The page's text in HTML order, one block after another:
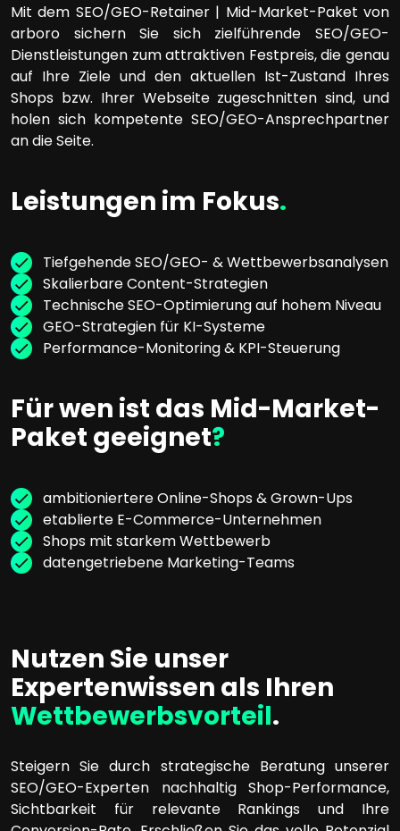
Mit dem SEO/GEO-Retainer | Mid-Market-Paket von
arboro sichern Sie sich zielführende SEO/GEO-
Dienstleistungen zum attraktiven Festpreis, die genau
auf Ihre Ziele und den aktuellen Ist-Zustand Ihres
Shops bzw. Ihrer Webseite zugeschnitten sind, und
holen sich kompetente SEO/GEO-Ansprechpartner
an die Seite.
Leistungen im Fokus.
Tiefgehende SEO/GEO- & Wettbewerbsanalysen
Skalierbare Content-Strategien
Technische SEO-Optimierung auf hohem Niveau
GEO-Strategien für KI-Systeme
Performance-Monitoring & KPI-Steuerung
Für wen ist das Mid-Market-
Paket geeignet?
ambitioniertere Online-Shops & Grown-Ups
etablierte E-Commerce-Unternehmen
Shops mit starkem Wettbewerb
datengetriebene Marketing-Teams
Nutzen Sie unser
Expertenwissen als Ihren
Wettbewerbsvorteil.
Steigern Sie durch strategische Beratung unserer
SEO/GEO-Experten nachhaltig Shop-Performance,
Sichtbarkeit für relevante Rankings und Ihre